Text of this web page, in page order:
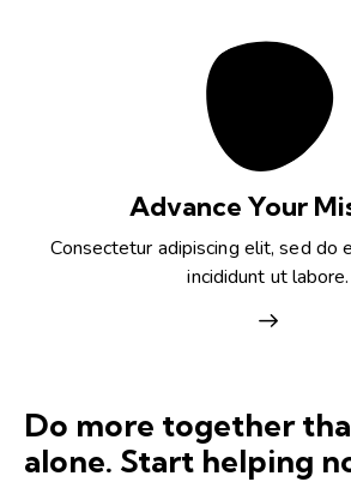
Advance Your
Consectetur adipiscing elit, sed do
incididunt ut labore.
Do more together
alone. Start helping